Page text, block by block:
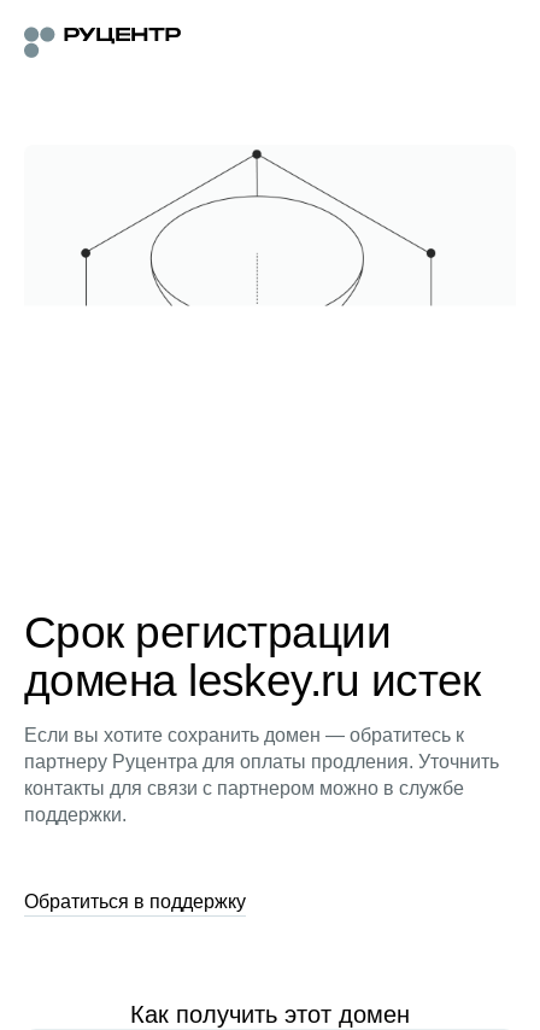
Срок регистрации
домена leskey.ru истек
Если вы хотите сохранить домен — обратитесь к
партнеру Руцентра для оплаты продления. Уточнить
контакты для связи с партнером можно в службе
поддержки.
Обратиться в поддержку
Как получить этот домен